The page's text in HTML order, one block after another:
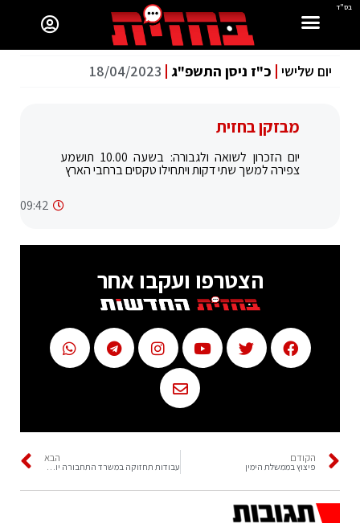
בס"ד
יום שלישי כ"ז ניסן התשפ"ג 18/04/2023
מבזקן בחזית
יום הזכרון לשואה ולגבורה: בשעה 10.00 תושמע
צפירה למשך שתי דקות ויתחילו טקסים ברחבי הארץ
09:42
הצטרפו ועקבו אחר
הקודם
פיצוץ בממשלת הימין
הבא